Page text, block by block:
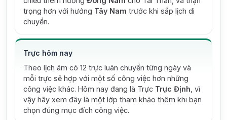
trọng hơn với hướng Tây Nam trước khi sắp lịch di
chuyển.
Trực hôm nay
Theo lịch âm có 12 trực luân chuyển từng ngày và
mỗi trực sẽ hợp với một số công việc hơn những
công việc khác. Hôm nay đang là Trực Trực Định , vì
vậy hãy xem đây là một lớp tham khảo thêm khi bạn
chọn đúng mục đích công việc.